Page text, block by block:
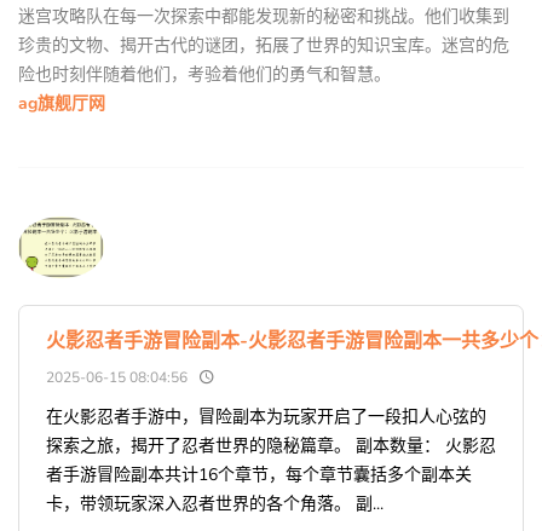
迷宫攻略队在每一次探索中都能发现新的秘密和挑战。他们收集到
珍贵的文物、揭开古代的谜团，拓展了世界的知识宝库。迷宫的危
险也时刻伴随着他们，考验着他们的勇气和智慧。
ag旗舰厅网
火影忍者手游冒险副本-火影忍者手游冒险副本一共多少
2025-06-15 08:04:56
在火影忍者手游中，冒险副本为玩家开启了一段扣人心弦的
探索之旅，揭开了忍者世界的隐秘篇章。 副本数量： 火影忍
者手游冒险副本共计16个章节，每个章节囊括多个副本关
卡，带领玩家深入忍者世界的各个角落。 副...